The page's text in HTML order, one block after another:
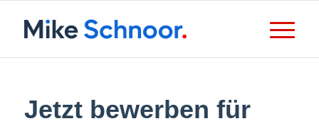
Jetzt bewerben für